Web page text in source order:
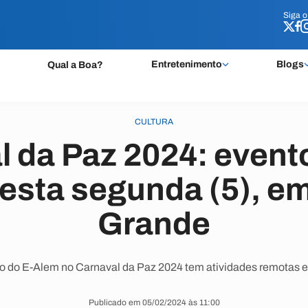
Siga o
Qual a Boa? Entretenimento Blogs
Siga o
CULTURA
da Paz 2024:
segunda (5),
Grande
do E-Alem no Carnaval da Paz 2024 tem atividades remotas
Publicado em 05/02/2024 às 11:00